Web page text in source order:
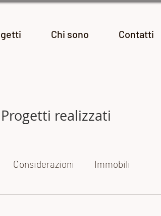
Chi sono Contatti
Progetti realizzati
Considerazioni Immobili